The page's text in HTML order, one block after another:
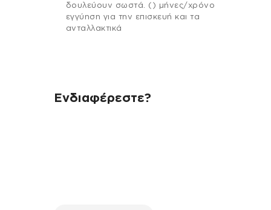
δουλεύουν σωστά. () μήνες/χρόνο
εγγύηση για την επισκευή και τα
ανταλλακτικά
Ενδιαφέρεστε?